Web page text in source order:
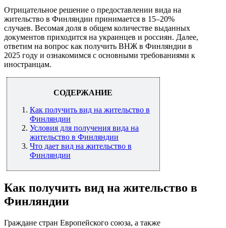
Отрицательное решение о предоставлении вида на
жительство в Финляндии принимается в 15–20%
случаев. Весомая доля в общем количестве выданных
документов приходится на украинцев и россиян. Далее,
ответим на вопрос как получить ВНЖ в Финляндии в
2025 году и ознакомимся с основными требованиями к
иностранцам.
СОДЕРЖАНИЕ
Как получить вид на жительство в
Финляндии
Условия для получения вида на
жительство в Финляндии
Что дает вид на жительство в
Финляндии
Как получить вид на жительство в
Финляндии
Граждане стран Европейского союза, а также